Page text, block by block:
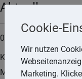
Aktuell
04.01.2024
Kapitalertragsteuer
Mit Urteil vom 2.
Cookie-
Wir nutzen
Marketing.